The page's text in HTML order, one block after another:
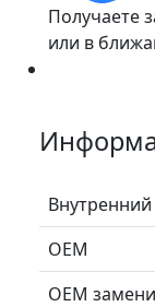
Получаете
или в
ОЕМ
ОЕМ